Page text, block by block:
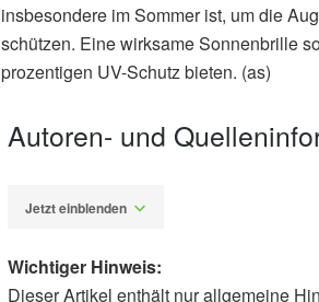
insbesondere im Sommer ist, um die
schützen. Eine wirksame Sonnenbrille
prozentigen UV-Schutz bieten. (as)
Autoren- und
Jetzt einblenden
Wichtiger Hinweis:
Dieser Artikel enthält nur allgemeine